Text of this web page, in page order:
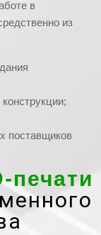
в
из
поставщиков
печати